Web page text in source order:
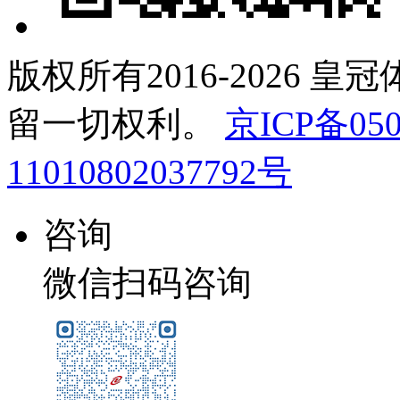
版权所有2016-2026 皇冠
留一切权利。
京ICP备
11010802037792号
咨询
微信扫码咨询